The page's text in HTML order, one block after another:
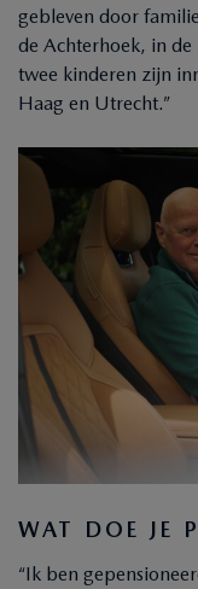
gebleven door
de Achterhoek, in
twee kinderen zijn
Haag en Utrecht.”
WAT DOE JE
“Ik ben